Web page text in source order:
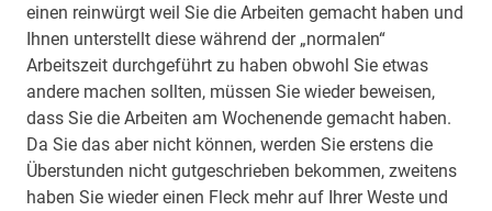
einen reinwürgt weil Sie die Arbeiten gemacht haben und
Ihnen unterstellt diese während der „normalen“
Arbeitszeit durchgeführt zu haben obwohl Sie etwas
andere machen sollten, müssen Sie wieder beweisen,
dass Sie die Arbeiten am Wochenende gemacht haben.
Da Sie das aber nicht können, werden Sie erstens die
Überstunden nicht gutgeschrieben bekommen, zweitens
haben Sie wieder einen Fleck mehr auf Ihrer Weste und